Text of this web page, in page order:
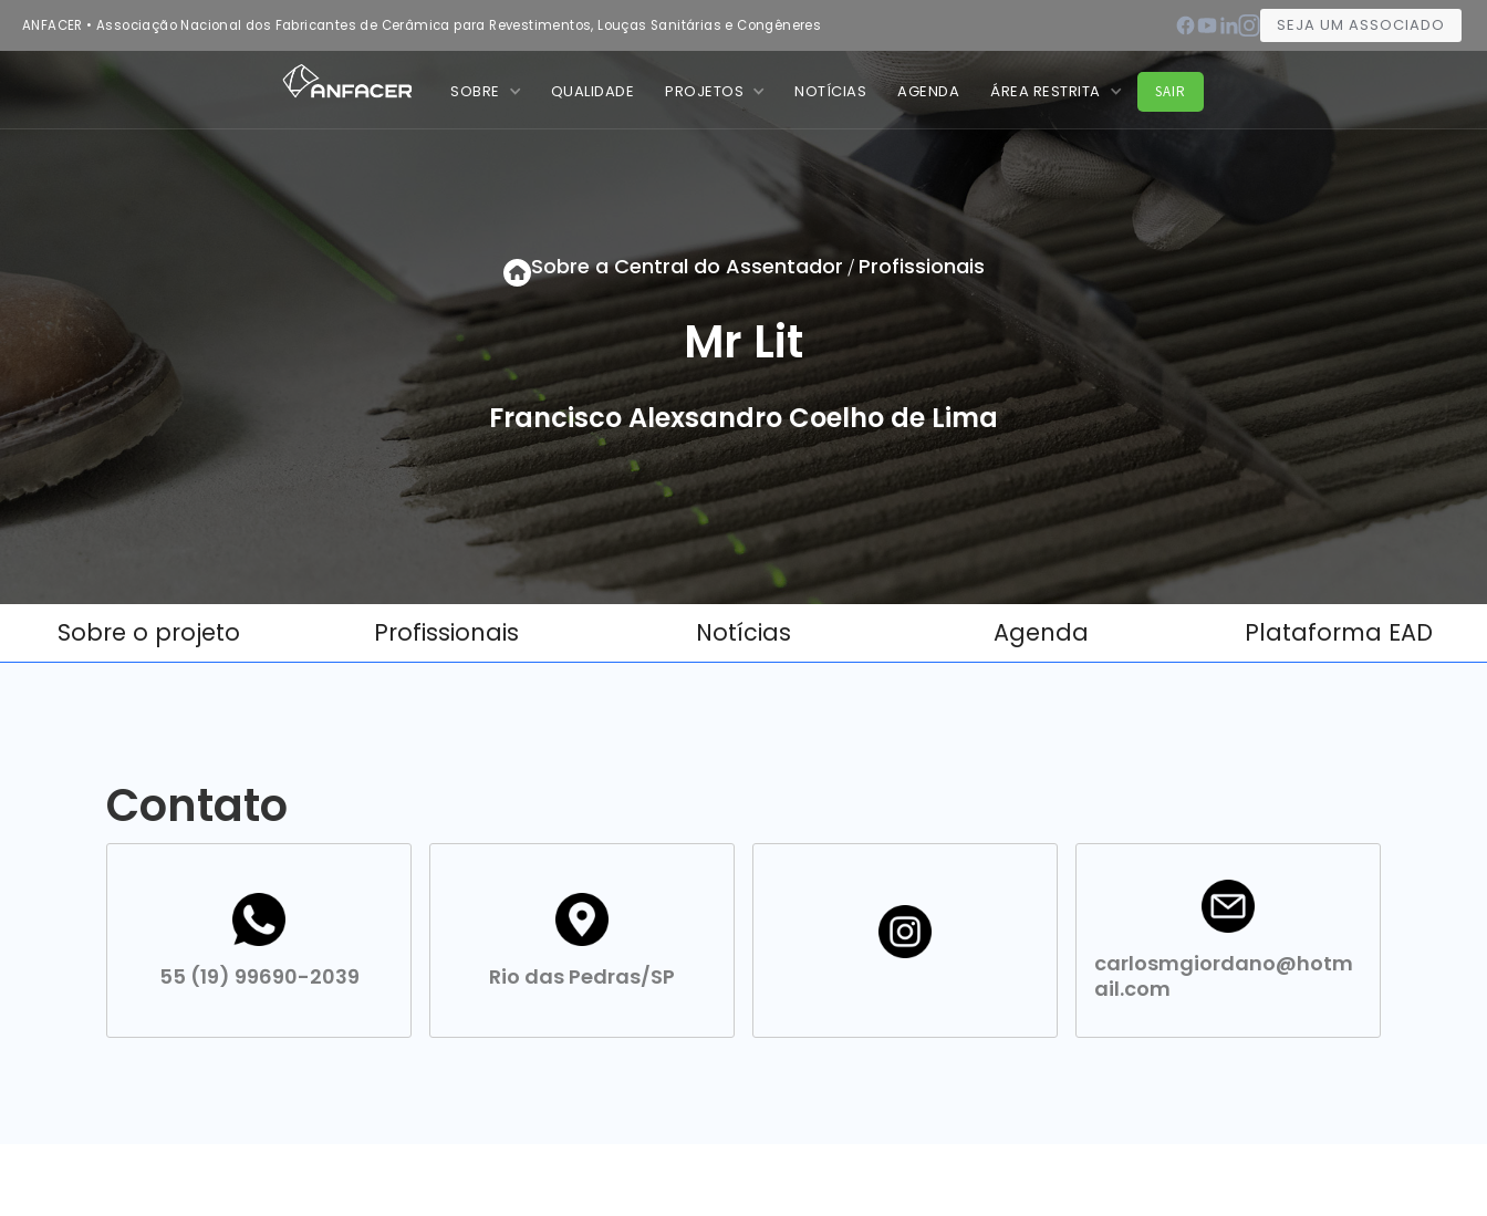
ANFACER • Associação Nacional dos Fabricantes de Cerâmica para Revestimentos, Louças Sanitárias e Congêneres SEJA UM ASSOCIADO
SOBRE QUALIDADE PROJETOS NOTÍCIAS AGENDA ÁREA RESTRITA SAIR
Sobre a Central do Assentador / Profissionais
Mr Lit
Francisco Alexsandro Coelho de Lima
Sobre o projeto Profissionais Notícias Agenda Plataforma EAD
Contato
55 (19) 99690-2039 Rio das Pedras/SP
carlosmgiordano@hotm
ail.com